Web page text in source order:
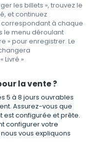
les billets », trouvez le
et continuez
à chaque
le menu déroulant
» pour enregistrer. Le
Livré »
la vente ?
5 à 8 jours ouvrables
Assurez-vous que
configurée et prête.
configurer votre
nous vous expliquons